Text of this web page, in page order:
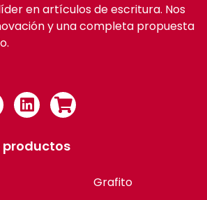
en artículos de escritura. Nos
y una completa propuesta
Grafito